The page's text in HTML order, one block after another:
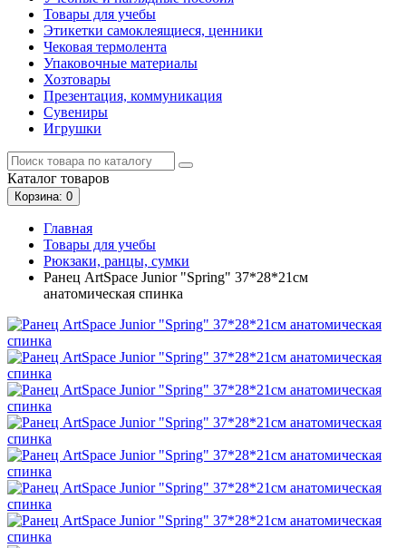
Товары для учебы
Этикетки самоклеящиеся, ценники
Чековая термолента
Упаковочные материалы
Хозтовары
Презентация, коммуникация
Сувениры
Игрушки
Каталог товаров
Корзина: 0
Главная
Товары для учебы
Рюкзаки, ранцы, сумки
Ранец ArtSpace Junior "Spring" 37*28*21см
анатомическая спинка